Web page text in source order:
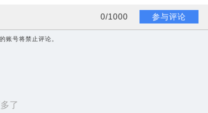
0/1000 参与评论
账号将禁止评论。
了